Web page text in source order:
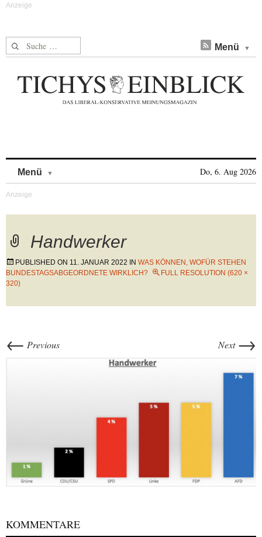
Suche nach: Menü
Menü Do, 6. Aug 2026
Handwerker
PUBLISHED ON 11. JANUAR 2022 IN WAS KÖNNEN, WOFÜR STEHEN
BUNDESTAGSABGEORDNETE WIRKLICH?
FULL RESOLUTION (620 ×
320)
← Previous Next →
KOMMENTARE